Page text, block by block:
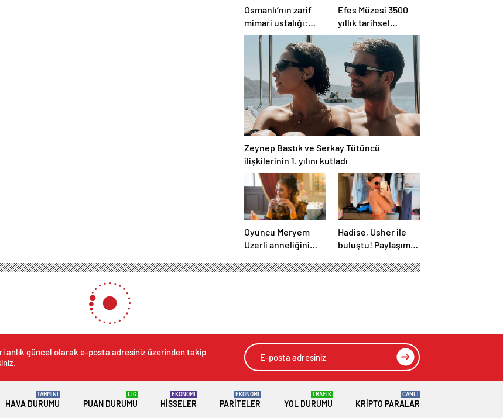
Osmanlı’nın zarif
mimari ustalığı:
Yüzyıllardır
süslenen kuş
sebilleri ve
çanakları
Efes Müzesi 3500
yıllık tarihsel
sürece ışık tutuyor
Zeynep Bastık ve Serkay Tütüncü
ilişkilerinin 1. yılını kutladı
Oyuncu Meryem
Uzerli anneliğini
disiplinli hem
Hadise, Usher ile
buluştu! Paylaşımı
gündem oldu
anlık güncel olarak e-posta adresiniz üzerinden takip
HAVA DURUMU
TAHMİNİ
PUAN DURUMU
LİG
HISSELER
EKONOMİ
PARITELER
EKONOMİ
YOL DURUMU
TRAFİK
KRIPTO PARALAR
CANLI